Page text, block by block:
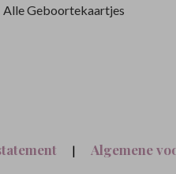
Alle Geboortekaartjes
| Algemene